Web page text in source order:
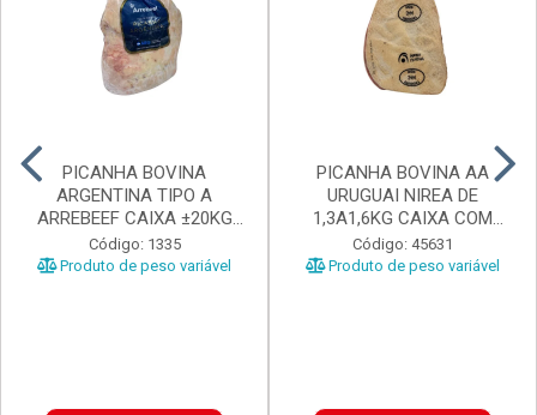
PICANHA BOVINA
ARGENTINA TIPO A
ARREBEEF CAIXA ±20KG
PEÇAS 1...
Código: 1335
Produto de peso variável
PICANHA BOVINA AA
URUGUAI NIREA DE
1,3A1,6KG CAIXA COM
±15KG
Código: 45631
Produto de peso variável